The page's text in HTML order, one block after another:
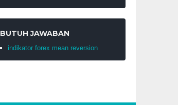
BUTUH JAWABAN
indikator forex mean reversion